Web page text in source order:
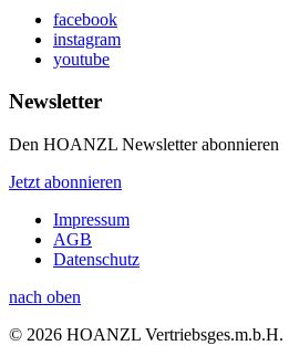
facebook
instagram
youtube
Newsletter
Den HOANZL Newsletter abonnieren
Jetzt abonnieren
Impressum
AGB
Datenschutz
nach oben
© 2026 HOANZL Vertriebsges.m.b.H.